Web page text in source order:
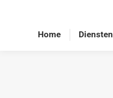
Home Diensten